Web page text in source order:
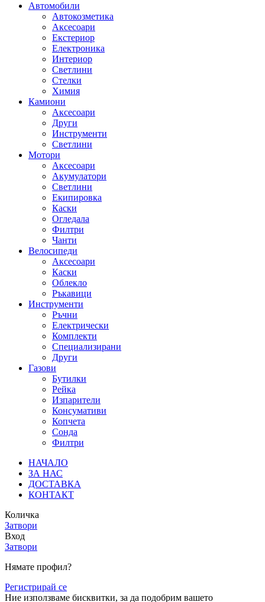
Автомобили
Автокозметика
Аксесоари
Екстериор
Електроника
Интериор
Светлини
Стелки
Химия
Камиони
Аксесоари
Други
Инструменти
Светлини
Мотори
Аксесоари
Акумулатори
Светлини
Екипировка
Каски
Огледала
Филтри
Чанти
Велосипеди
Аксесоари
Каски
Облекло
Ръкавици
Инструменти
Ръчни
Електрически
Комплекти
Специализирани
Други
Газови
Бутилки
Рейка
Изпарители
Консумативи
Копчета
Сонда
Филтри
НАЧАЛО
ЗА НАС
ДОСТАВКА
КОНТАКТ
Количка
Затвори
Вход
Затвори
Нямате профил?
Регистрирай се
Ние използваме бисквитки, за да подобрим вашето